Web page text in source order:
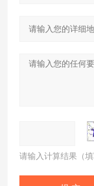
请输入计算结果（